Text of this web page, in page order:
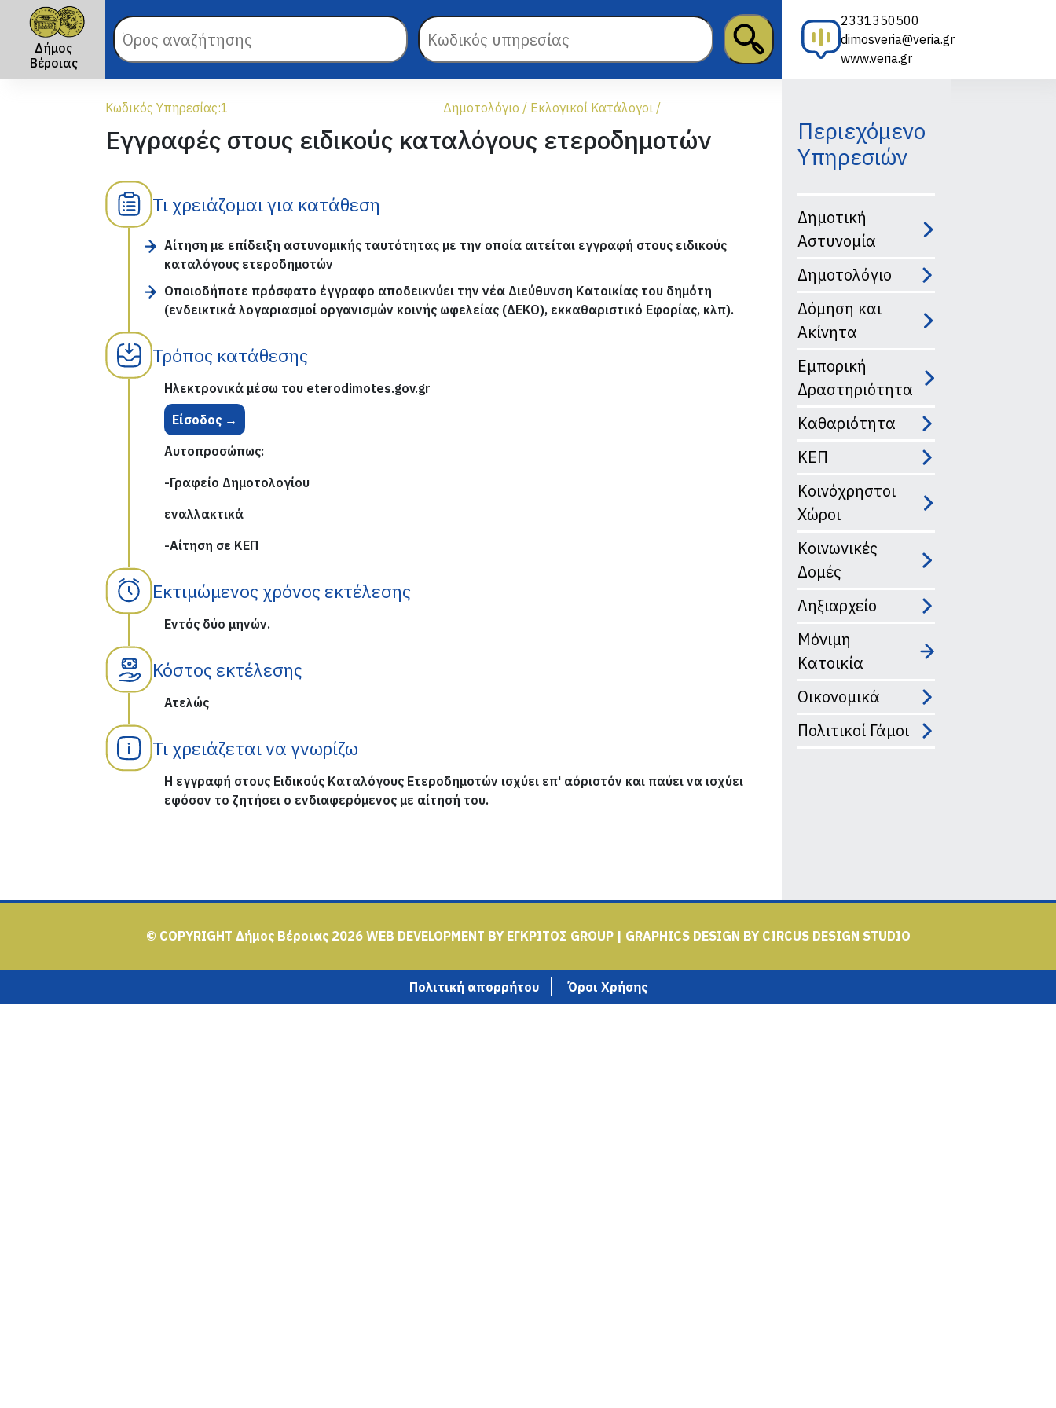
Δήμος
Βέροιας
2331350500
dimosveria@veria.gr
www.veria.gr
Κωδικός Υπηρεσίας:1 Δημοτολόγιο/ Εκλογικοί Κατάλογοι/
Εγγραφές στους ειδικούς καταλόγους ετεροδημοτών
Τι χρειάζομαι για κατάθεση
Αίτηση με επίδειξη αστυνομικής ταυτότητας με την οποία αιτείται εγγραφή στους ειδικούς
καταλόγους ετεροδημοτών
Οποιοδήποτε πρόσφατο έγγραφο αποδεικνύει την νέα Διεύθυνση Κατοικίας του δημότη
(ενδεικτικά λογαριασμοί οργανισμών κοινής ωφελείας (ΔΕΚΟ), εκκαθαριστικό Εφορίας, κλπ).
Τρόπος κατάθεσης
Ηλεκτρονικά μέσω του eterodimotes.gov.gr
Είσοδος →
Αυτοπροσώπως:
-Γραφείο Δημοτολογίου
εναλλακτικά
-Αίτηση σε ΚΕΠ
Εκτιμώμενος χρόνος εκτέλεσης
Εντός δύο μηνών.
Κόστος εκτέλεσης
Ατελώς
Τι χρειάζεται να γνωρίζω
Η εγγραφή στους Ειδικούς Καταλόγους Ετεροδημοτών ισχύει επ' αόριστόν και παύει να ισχύει
εφόσον το ζητήσει ο ενδιαφερόμενος με αίτησή του.
Περιεχόμενο
Υπηρεσιών
Δημοτική
Αστυνομία
Δημοτολόγιο
Δόμηση και
Ακίνητα
Εμπορική
Δραστηριότητα
Καθαριότητα
ΚΕΠ
Κοινόχρηστοι
Χώροι
Κοινωνικές
Δομές
Ληξιαρχείο
Μόνιμη
Κατοικία
Οικονομικά
Πολιτικοί Γάμοι
© COPYRIGHT Δήμος Βέροιας 2026 WEB DEVELOPMENT BY ΕΓΚΡΙΤΟΣ GROUP| GRAPHICS DESIGN BY CIRCUS DESIGN STUDIO
Πολιτική απορρήτου Όροι Χρήσης